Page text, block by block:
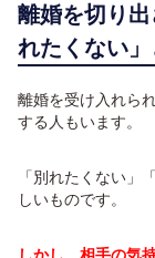
離婚を切り
れたくない
離婚を受け入れら
する人もいます。
「別れたくない」
しいものです。
しかし、相手の気